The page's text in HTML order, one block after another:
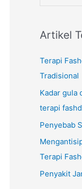
Artikel
Terapi
Tradisional
Kadar gula
terapi
Penyebab
Terapi
Penyakit